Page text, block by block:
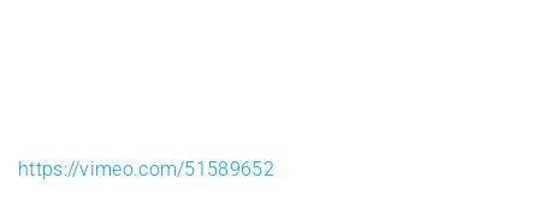
https://vimeo.com/51589652